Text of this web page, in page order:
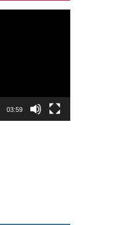
03:59